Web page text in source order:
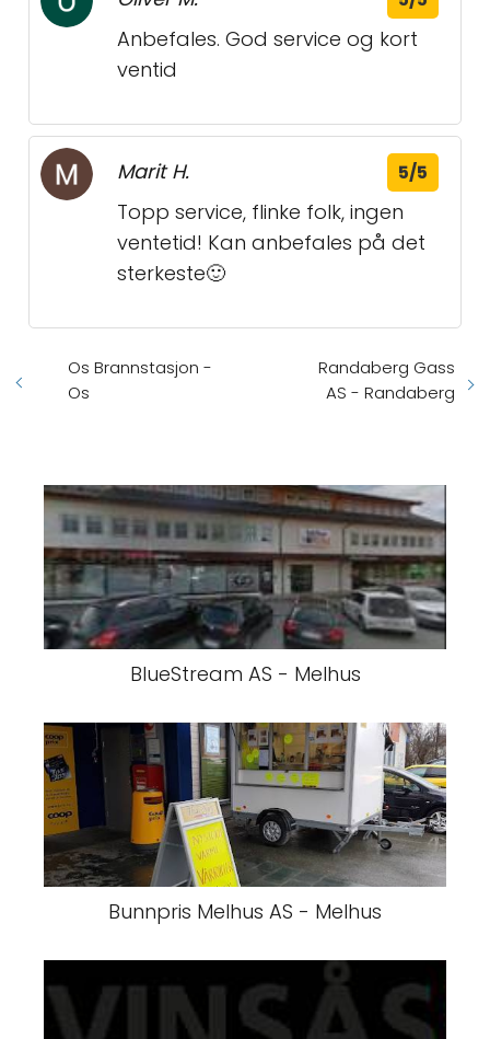
Anbefales. God service og kort
ventid
Marit H. 5/5
Topp service, flinke folk, ingen
ventetid! Kan anbefales på det
sterkeste🙂
Os Brannstasjon -
Os
Randaberg Gass
AS - Randaberg
BlueStream AS - Melhus
Bunnpris Melhus AS - Melhus